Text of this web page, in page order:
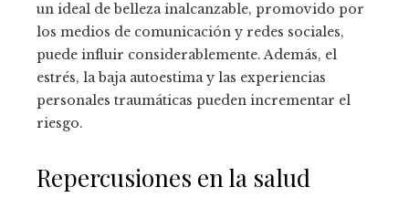
un ideal de belleza inalcanzable, promovido por
los medios de comunicación y redes sociales,
puede influir considerablemente. Además, el
estrés, la baja autoestima y las experiencias
personales traumáticas pueden incrementar el
riesgo.
Repercusiones en la salud